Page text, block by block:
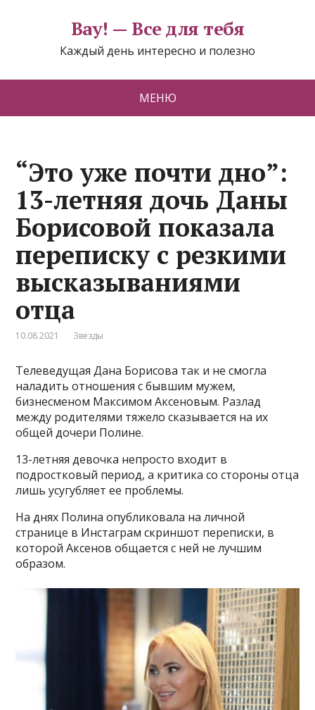
Вау! — Все для тебя
Каждый день интересно и полезно
МЕНЮ
“Это уже почти дно”:
13-летняя дочь Даны
Борисовой показала
переписку с резкими
высказываниями
отца
10.08.2021 Звезды
Телеведущая Дана Борисова так и не смогла
наладить отношения с бывшим мужем,
бизнесменом Максимом Аксеновым. Разлад
между родителями тяжело сказывается на их
общей дочери Полине.
13-летняя девочка непросто входит в
подростковый период, а критика со стороны отца
лишь усугубляет ее проблемы.
На днях Полина опубликовала на личной
странице в Инстаграм скриншот переписки, в
которой Аксенов общается с ней не лучшим
образом.